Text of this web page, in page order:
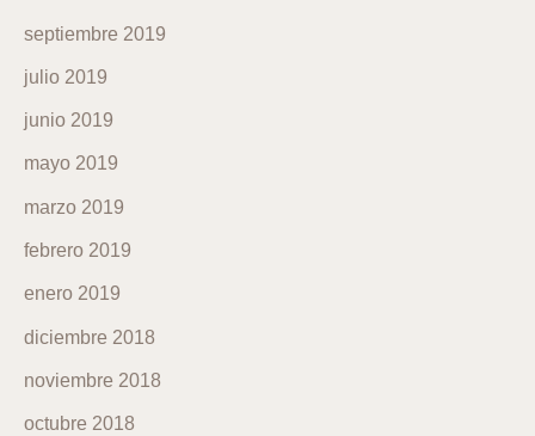
septiembre 2019
julio 2019
junio 2019
mayo 2019
marzo 2019
febrero 2019
enero 2019
diciembre 2018
noviembre 2018
octubre 2018